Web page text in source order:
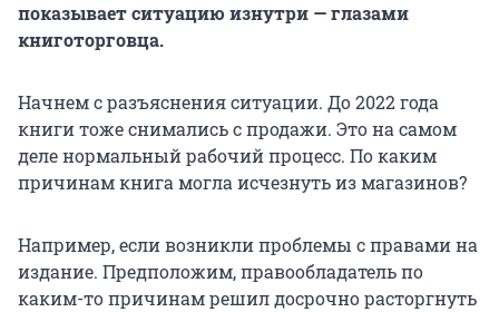
показывает ситуацию изнутри — глазами
книготорговца.
Начнем с разъяснения ситуации. До 2022 года
книги тоже снимались с продажи. Это на самом
деле нормальный рабочий процесс. По каким
причинам книга могла исчезнуть из магазинов?
Например, если возникли проблемы с правами на
издание. Предположим, правообладатель по
каким-то причинам решил досрочно расторгнуть